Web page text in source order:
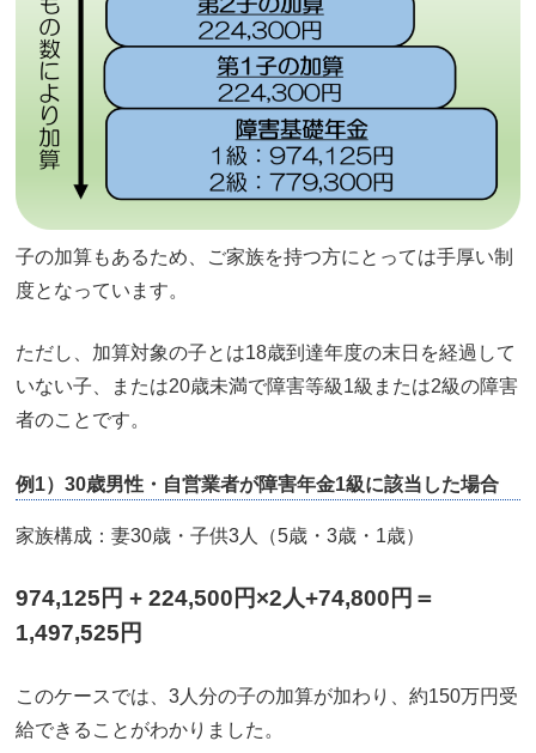
子の加算もあるため、ご家族を持つ方にとっては手厚い制
度となっています。
ただし、加算対象の子とは18歳到達年度の末日を経過して
いない子、または20歳未満で障害等級1級または2級の障害
者のことです。
例1）30歳男性・自営業者が障害年金1級に該当した場合
家族構成：妻30歳・子供3人（5歳・3歳・1歳）
974,125円 + 224,500円×2人+74,800円＝
1,497,525円
このケースでは、3人分の子の加算が加わり、約150万円受
給できることがわかりました。